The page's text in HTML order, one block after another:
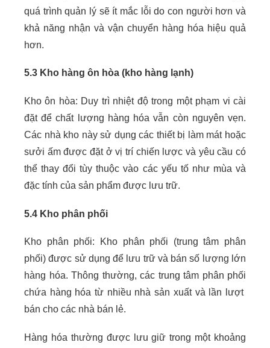
quá trình quản lý sẽ ít mắc lỗi do con người hơn và
khả năng nhận và vận chuyển hàng hóa hiệu quả
hơn.
5.3 Kho hàng ôn hòa (kho hàng lạnh)
Kho ôn hòa: Duy trì nhiệt độ trong một phạm vi cài
đặt để chất lượng hàng hóa vẫn còn nguyên vẹn.
Các nhà kho này sử dụng các thiết bị làm mát hoặc
sưởi ấm được đặt ở vị trí chiến lược và yêu cầu có
thể thay đổi tùy thuộc vào các yếu tố như mùa và
đặc tính của sản phẩm được lưu trữ.
5.4 Kho phân phối
Kho phân phối: Kho phân phối (trung tâm phân
phối) được sử dụng để lưu trữ và bán số lượng lớn
hàng hóa. Thông thường, các trung tâm phân phối
chứa hàng hóa từ nhiều nhà sản xuất và lần lượt
bán cho các nhà bán lẻ.
Hàng hóa thường được lưu giữ trong một khoảng